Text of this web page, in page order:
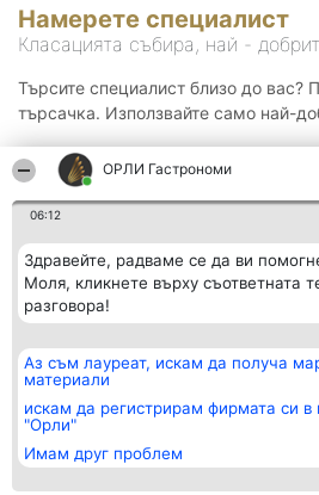
ОРЛИ Гастрономи
06:12
Здравейте, радваме се да ви
Моля, кликнете върху съответната
разговора!
Аз съм лауреат, искам да получа
материали
искам да регистрирам фирмата си в
"Орли"
Имам друг проблем
Намерете специалист
Класацията събира, най -
Търсите специалист близо до вас?
търсачка. Използвайте само най-
Организатор на
класиране
BulevardulAleea Timișul De
Sus Nr. 2, Bl. A30, Sc. A, Et.
4, Ap. 13
București 53-238
Класация
всички
Статут/Устав